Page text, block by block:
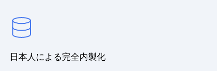
日本人による完全内製化